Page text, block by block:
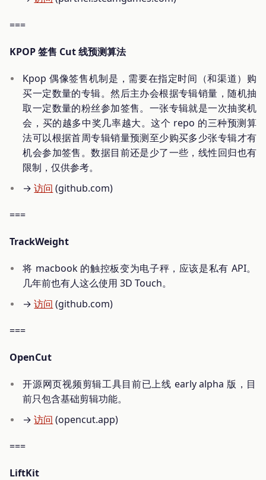
===
KPOP 签售 Cut 线预测算法
Kpop 偶像签售机制是，需要在指定时间（和渠道）购
买一定数量的专辑。然后主办会根据专辑销量，随机抽
取一定数量的粉丝参加签售。一张专辑就是一次抽奖机
会，买的越多中奖几率越大。这个 repo 的三种预测算
法可以根据首周专辑销量预测至少购买多少张专辑才有
机会参加签售。数据目前还是少了一些，线性回归也有
限制，仅供参考。
→访问 (github.com)
===
TrackWeight
将 macbook 的触控板变为电子秤，应该是私有 API。
几年前也有人这么使用 3D Touch。
→访问 (github.com)
===
OpenCut
开源网页视频剪辑工具目前已上线 early alpha 版，目
前只包含基础剪辑功能。
→访问 (opencut.app)
===
LiftKit